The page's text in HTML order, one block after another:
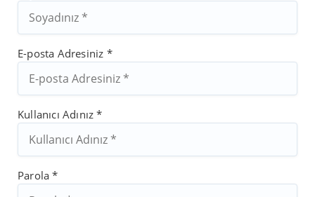
E-posta Adresiniz *
Kullanıcı Adınız *
Parola *